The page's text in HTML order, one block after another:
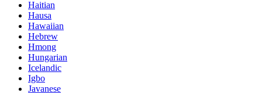
Haitian
Hausa
Hawaiian
Hebrew
Hmong
Hungarian
Icelandic
Igbo
Javanese